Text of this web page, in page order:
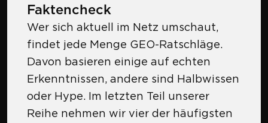
Faktencheck
Wer sich aktuell im Netz umschaut,
findet jede Menge GEO-Ratschläge.
Davon basieren einige auf echten
Erkenntnissen, andere sind Halbwissen
oder Hype. Im letzten Teil unserer
Reihe nehmen wir vier der häufigsten